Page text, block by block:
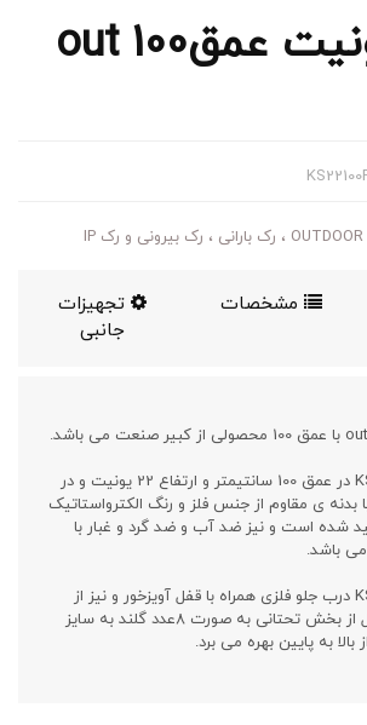
رک 22 یونیت عمق100 out
مشخصات
تجهیزات
جانبی
رک مدل KS22100F56 در عمق 100 سانتیمتر و ارتفاع 22 یونیت و در
19 اینچ و با بدنه ی مقاوم از جنس فلز و رنگ الکترواستاتیک
است و نیز ضد آب و ضد گرد و غبار با
رک مدل KS22100F56 درب جلو فلزی همراه با قفل آویزخور و نیز از
ورودی و خروجی کابل از بخش تحتانی به صورت 8عدد گلند به سایز